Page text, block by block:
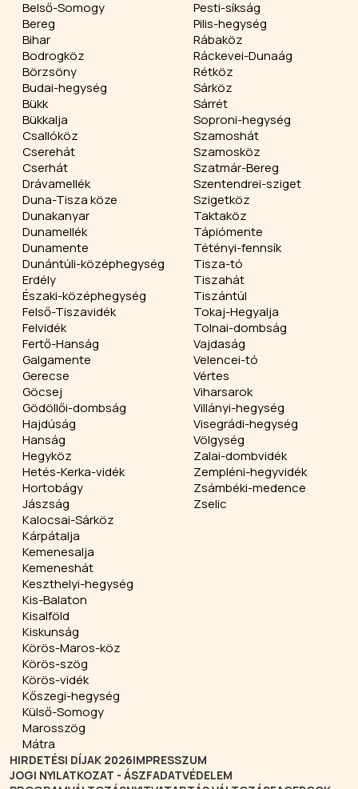
Belső-Somogy
Bereg
Bihar
Bodrogköz
Börzsöny
Budai-hegység
Bükk
Bükkalja
Csallóköz
Cserehát
Cserhát
Drávamellék
Duna-Tisza köze
Dunakanyar
Dunamellék
Dunamente
Dunántúli-középhegység
Erdély
Északi-középhegység
Felső-Tiszavidék
Felvidék
Fertő-Hanság
Galgamente
Gerecse
Göcsej
Gödöllői-dombság
Hajdúság
Hanság
Hegyköz
Hetés-Kerka-vidék
Hortobágy
Jászság
Kalocsai-Sárköz
Kárpátalja
Kemenesalja
Kemeneshát
Keszthelyi-hegység
Kis-Balaton
Kisalföld
Kiskunság
Körös-Maros-köz
Körös-szög
Körös-vidék
Kőszegi-hegység
Külső-Somogy
Marosszög
Mátra
Pesti-síkság
Pilis-hegység
Rábaköz
Ráckevei-Dunaág
Rétköz
Sárköz
Sárrét
Soproni-hegység
Szamoshát
Szamosköz
Szatmár-Bereg
Szentendrei-sziget
Szigetköz
Taktaköz
Tápiómente
Tétényi-fennsík
Tisza-tó
Tiszahát
Tiszántúl
Tokaj-Hegyalja
Tolnai-dombság
Vajdaság
Velencei-tó
Vértes
Viharsarok
Villányi-hegység
Visegrádi-hegység
Völgység
Zalai-dombvidék
Zempléni-hegyvidék
Zsámbéki-medence
Zselic
HIRDETÉSI DÍJAK 2026IMPRESSZUM
JOGI NYILATKOZAT - ÁSZFADATVÉDELEM